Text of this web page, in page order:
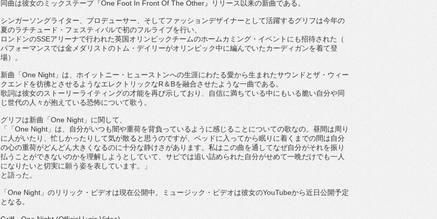
同曲は彼女のミックステープ『One Foot In Front Of The Other』リリース以来の新曲である。
シンガーソングライター、プロデューサー、 そしてファッションデザイナーとして活躍するグリフは今年の
夏のラチチュード・フェスティバルで初のフルライブを行い、
ロンドンのSSEアリーナで行われた英国オリンピックチームのホームカミング・イベントにも招待された（
パフォーマンスでは金メダリストのトム・ デイリーがオリンピック中に編んでいたカーディガンを着て登
場）
。
新曲「One Night 」は、ホイットニー・ ヒューストンへの生涯にわたる愛から生まれたサウンドとザ・ ウィー
クエンドを彷彿とさせるようなエレクトリックなR ＆ Bを融合させたような一曲である。
歌詞は彼女のストーリーライティングの才能を再び示しており、
自信に満ちている中にもいる脆い自分や同
じ世代の人々が抱えている恐怖について歌う。
グリフは新曲「One Night 」に関して、
「「One Night 」は、 自分がいつも闇や重荷を背負っているように感じることについての歌なの。昼間は周り
に人がいたり、忙しかったりして気が散ると思うのですが、 ベッドに入ってから眠りに着くまでの間は自分
の心の重荷がどんどん大きくなるのに十分な静けさがあります。 私はこの曲を通してなぜ自分がそれを振り
払うことができないのかを理解しようとしていて、 サビでは追い詰められた自分がせめて一晩だけでも一人
になりたいと切実に願う姿を表しています。」
と語った。
「One Night 」のリリック・ビデオは現在公開中。ミュージック・ ビデオは彼女のYouTubeから近日公開予定
となる。